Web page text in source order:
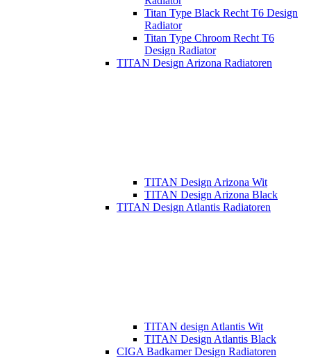
Titan Type Black Recht T6 Design
Radiator
Titan Type Chroom Recht T6
Design Radiator
TITAN Design Arizona Radiatoren
TITAN Design Arizona Wit
TITAN Design Arizona Black
TITAN Design Atlantis Radiatoren
TITAN design Atlantis Wit
TITAN Design Atlantis Black
CIGA Badkamer Design Radiatoren